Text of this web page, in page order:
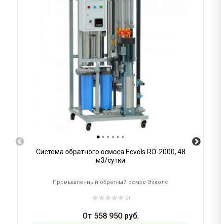
Система обратного осмоса Ecvols RO-2000, 48
м3/сутки
Промышленный обратный осмос Экволс
(0)
От 558 950руб.